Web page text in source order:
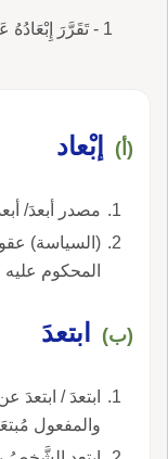
1 - تَقَرَّرَ إِبْعَادُهُ عَنِ ا
(أ) إبْعاد
مصدر أبعدَ/
(السياسة)
المحكوم عليه
(ب) ابتعدَ
ابتعدَ / ابتعدَ
والمفعول